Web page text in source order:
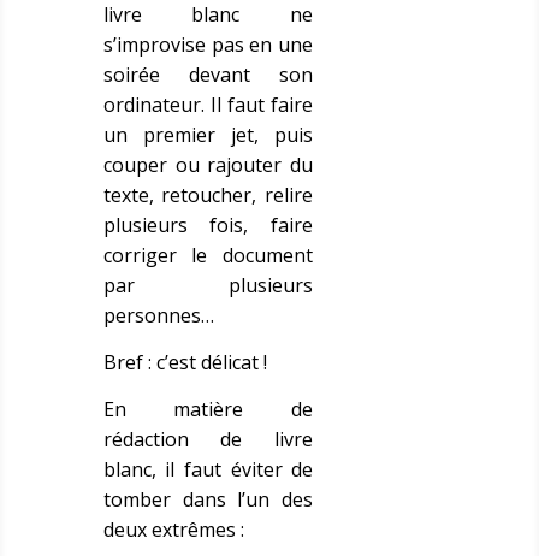
livre blanc ne
s’improvise pas en une
soirée devant son
ordinateur. Il faut faire
un premier jet, puis
couper ou rajouter du
texte, retoucher, relire
plusieurs fois, faire
corriger le document
par plusieurs
personnes…
Bref : c’est délicat !
En matière de
rédaction de livre
blanc, il faut éviter de
tomber dans l’un des
deux extrêmes :